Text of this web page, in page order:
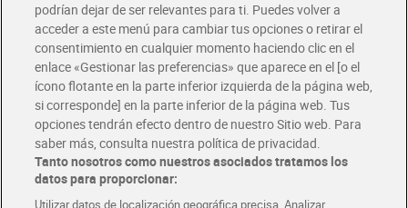
Únete al CLUB Dia
Disfruta las ventajas y ofertas exclusivas.
Descárgate la APP Dia
Folletos y Tiendas
Descubre las mejores ofertas y busca tu tienda más cercana
Tarjeta MaX Dia
Te devuelve hasta 8€/mes de tus compras.
¡Solicita tu tarjeta de crédito aquí!
podrían dejar de ser relevantes para ti. Puedes volver a
acceder a este menú para cambiar tus opciones o retirar el
consentimiento en cualquier momento haciendo clic en el
enlace «Gestionar las preferencias» que aparece en el [o el
ícono flotante en la parte inferior izquierda de la página web,
si corresponde] en la parte inferior de la página web. Tus
opciones tendrán efecto dentro de nuestro Sitio web. Para
saber más, consulta nuestra política de privacidad.
Tanto nosotros como nuestros asociados tratamos los
datos para proporcionar:
Utilizar datos de localización geográfica precisa. Analizar